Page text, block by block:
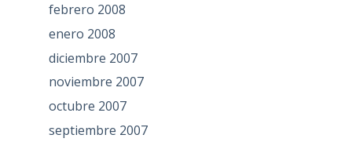
febrero 2008
enero 2008
diciembre 2007
noviembre 2007
octubre 2007
septiembre 2007